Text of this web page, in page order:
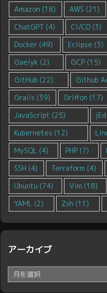
Amazon (18) AWS (21)
ChatGPT (4) CI/CD (3)
Docker (49) Eclipse (3)
Gaelyk (2) GCP (15)
GitHub (22) Github
Grails (39) Griffon (17)
JavaScript (25)
Kubernetes (12)
MySQL (4) PHP(7)
SSH (4) Terraform (4)
Ubuntu (74) Vim (18)
YAML (2) Zsh (11)
アーカイブ
ー
カ